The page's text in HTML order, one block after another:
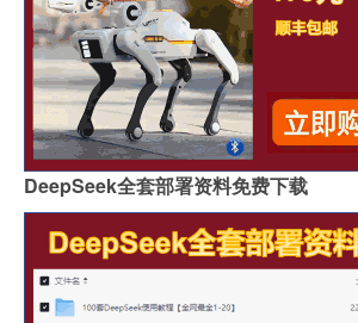
DeepSeek全套部署资料免费下载